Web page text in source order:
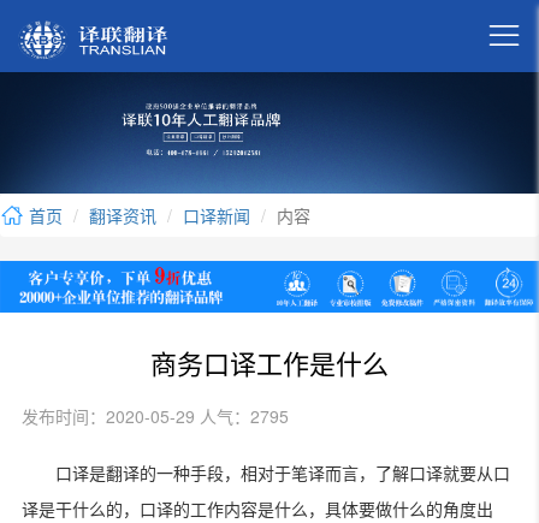

首页 翻译资讯 口译新闻 内容
商务口译工作是什么
发布时间：2020-05-29 人气：2795
口译是翻译的一种手段，相对于笔译而言，了解口译就要从口
译是干什么的，口译的工作内容是什么，具体要做什么的角度出